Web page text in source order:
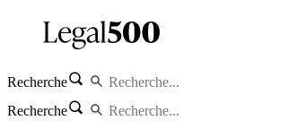
Recherche
Recherche